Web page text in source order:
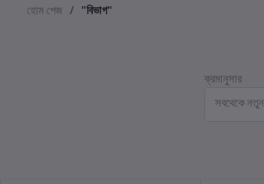
হোম পেজ "বিভাগ"
ক্রমানুসার
সবথেকে নতুন